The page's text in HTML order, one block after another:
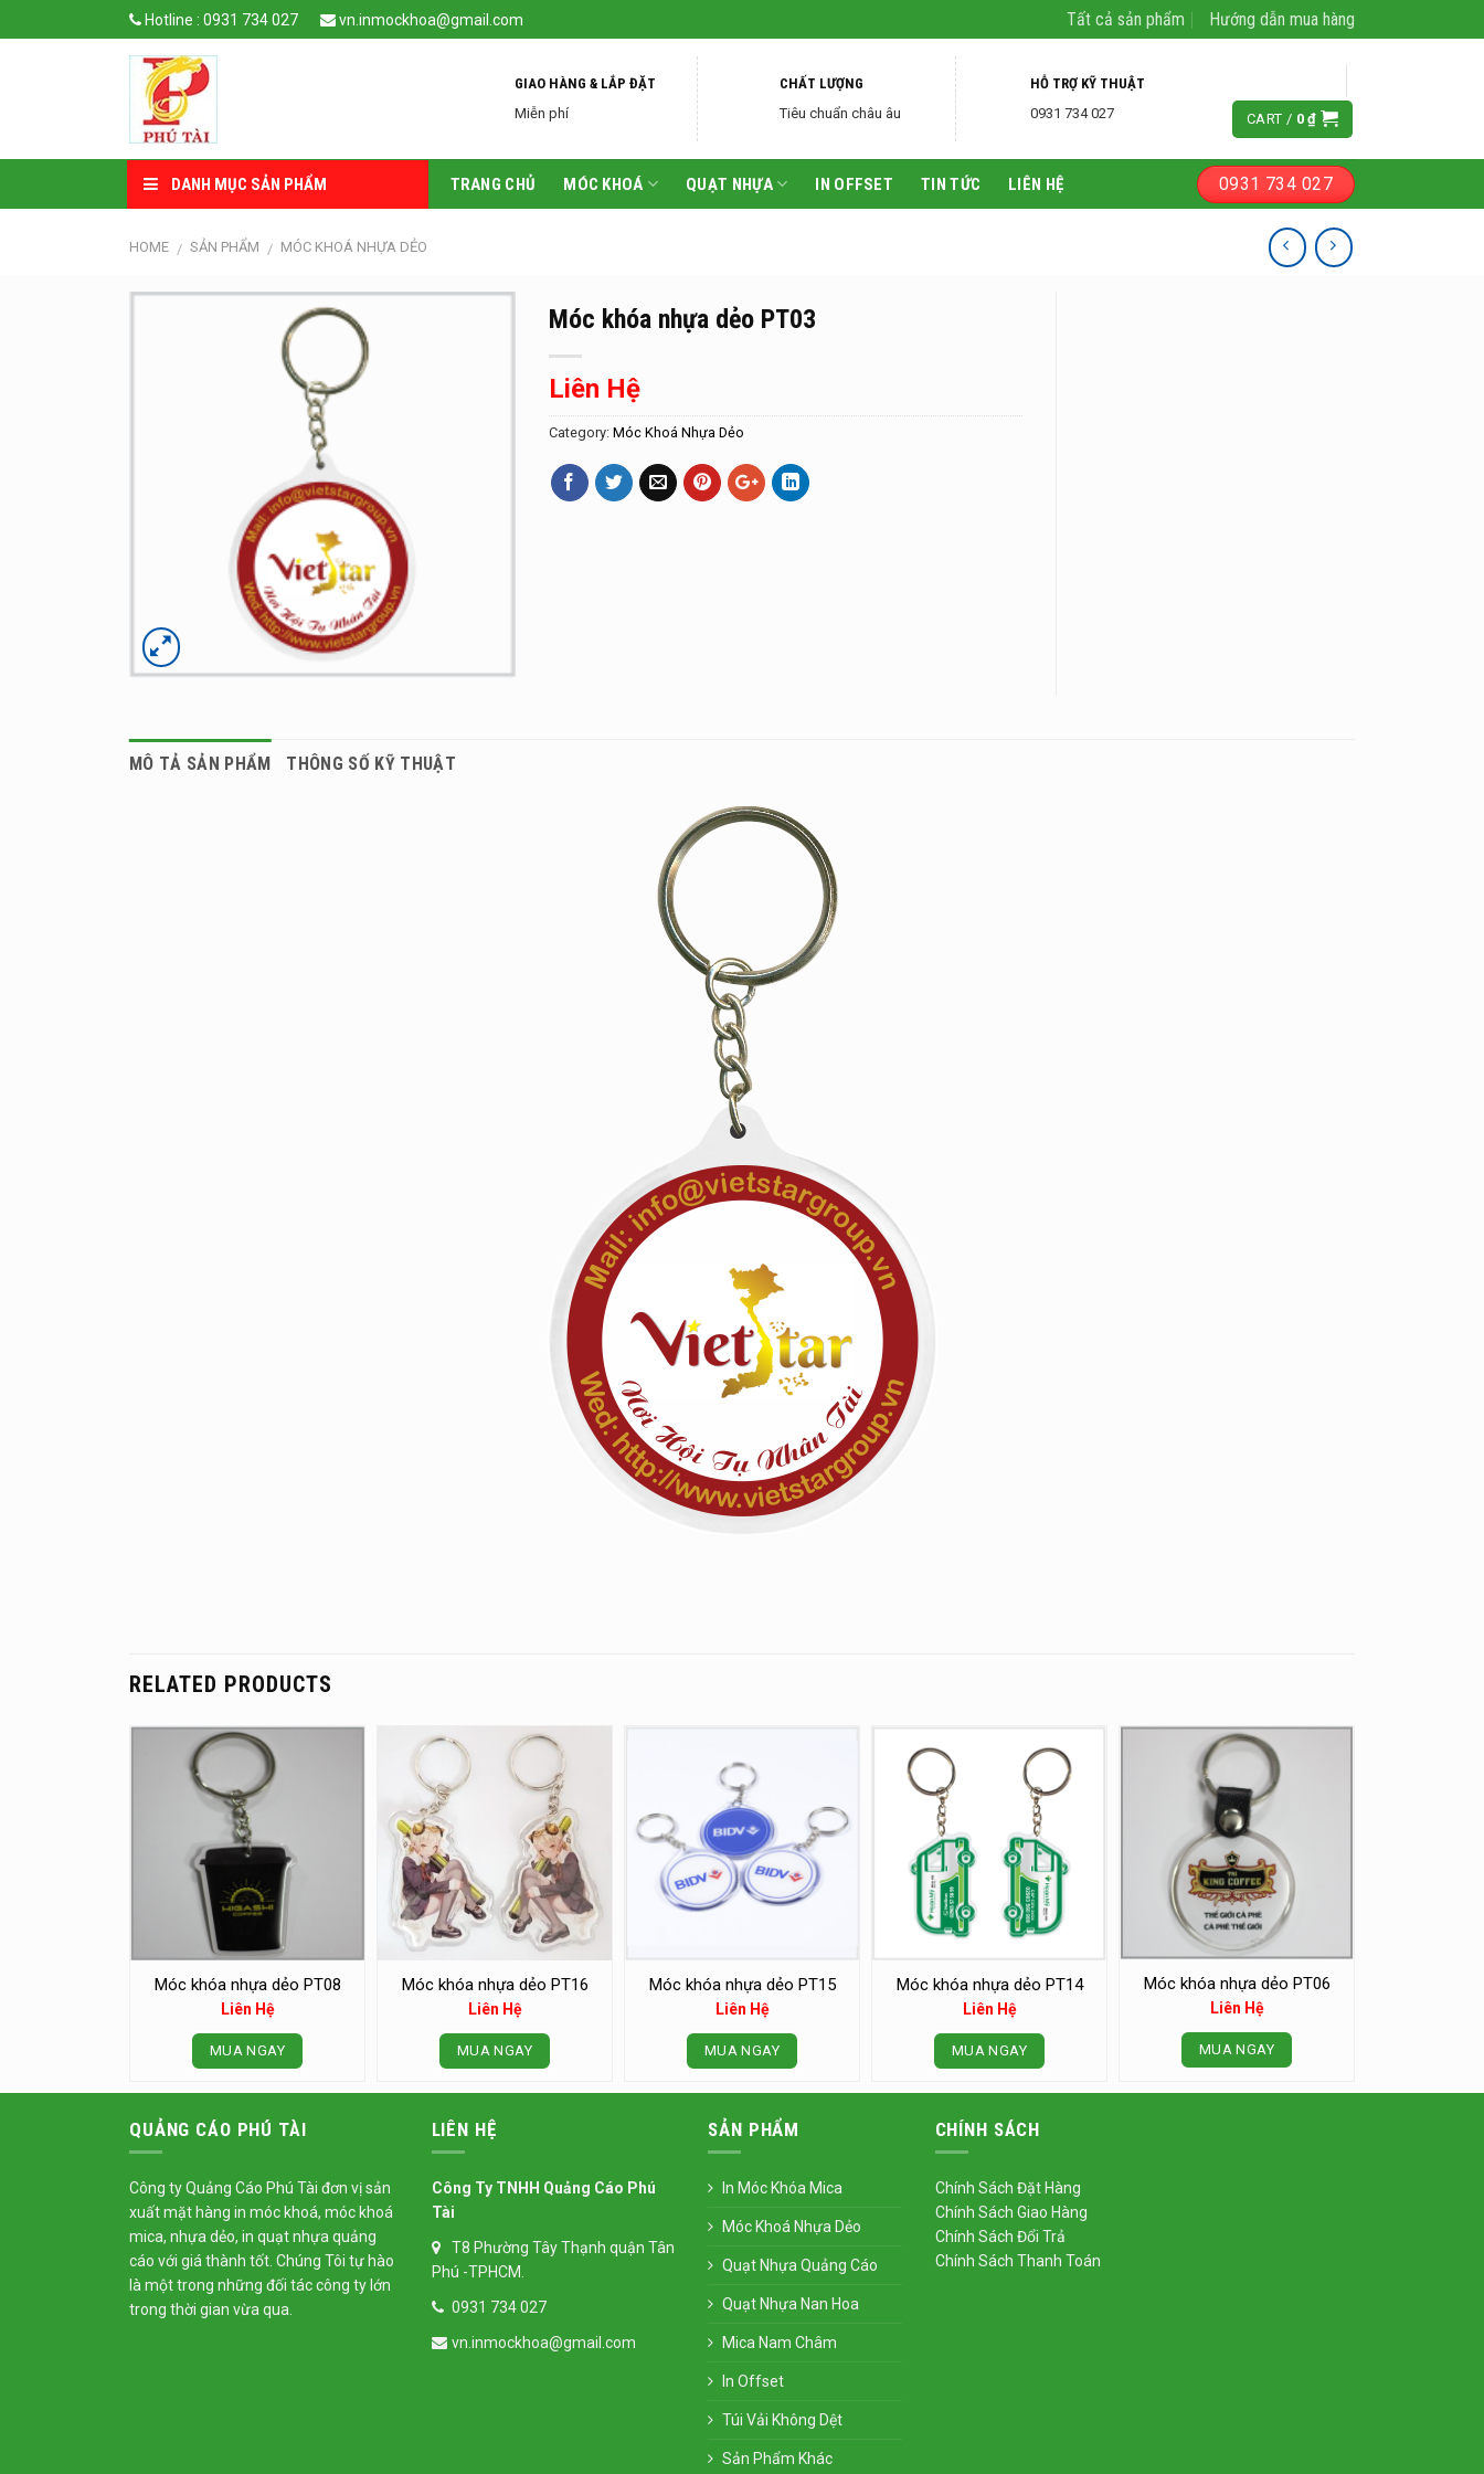
to
Hotline : 0931 734 027 vn.inmockhoa@gmail.com Tất cả sản phẩm Hướng dẫn mua hàng
GIAO HÀNG & LẮP ĐẶT
Miễn phí
CHẤT LƯỢNG
Tiêu chuẩn châu âu
HỖ TRỢ KỸ THUẬT
0931 734 027
CART / 0₫
DANH MỤC SẢN PHẨM TRANG CHỦ MÓC KHOÁ QUẠT NHỰA IN OFFSET TIN TỨC LIÊN HỆ 0931 734 027
HOME / SẢN PHẨM / MÓC KHOÁ NHỰA DẺO
Móc khóa nhựa dẻo PT03
Liên Hệ
Category: Móc Khoá Nhựa Dẻo
MÔ TẢ SẢN PHẨM THÔNG SỐ KỸ THUẬT
RELATED PRODUCTS
Móc khóa nhựa dẻo PT08
Liên Hệ
MUA NGAY
Móc khóa nhựa dẻo PT16
Liên Hệ
MUA NGAY
Móc khóa nhựa dẻo PT15
Liên Hệ
MUA NGAY
Móc khóa nhựa dẻo PT14
Liên Hệ
MUA NGAY
Móc khóa nhựa dẻo PT06
Liên Hệ
MUA NGAY
QUẢNG CÁO PHÚ TÀI
Công ty Quảng Cáo Phú Tài đơn vị sản
xuất mặt hàng in móc khoá, móc khoá
mica, nhựa dẻo, in quạt nhựa quảng
cáo với giá thành tốt. Chúng Tôi tự hào
là một trong những đối tác công ty lớn
trong thời gian vừa qua.
LIÊN HỆ
Công Ty TNHH Quảng Cáo Phú
Tài
T8 Phường Tây Thạnh quận Tân
Phú -TPHCM.
0931 734 027
vn.inmockhoa@gmail.com
SẢN PHẨM
In Móc Khóa Mica
Móc Khoá Nhựa Dẻo
Quạt Nhựa Quảng Cáo
Quạt Nhựa Nan Hoa
Mica Nam Châm
In Offset
Túi Vải Không Dệt
Sản Phẩm Khác
CHÍNH SÁCH
Chính Sách Đặt Hàng
Chính Sách Giao Hàng
Chính Sách Đổi Trả
Chính Sách Thanh Toán